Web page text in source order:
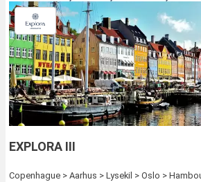
EXPLORA III
Copenhague > Aarhus > Lysekil > Oslo >